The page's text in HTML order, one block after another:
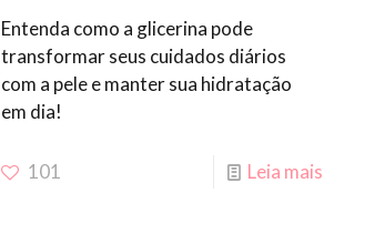
Entenda como a glicerina pode
transformar seus cuidados diários
com a pele e manter sua hidratação
em dia!
101 Leia mais